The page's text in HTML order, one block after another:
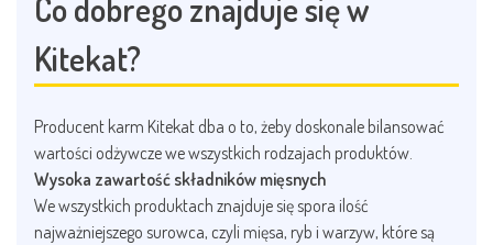
Co dobrego znajduje się w
Kitekat?
Producent karm Kitekat dba o to, żeby doskonale bilansować
wartości odżywcze we wszystkich rodzajach produktów.
Wysoka zawartość składników mięsnych
We wszystkich produktach znajduje się spora ilość
najważniejszego surowca, czyli mięsa, ryb i warzyw, które są